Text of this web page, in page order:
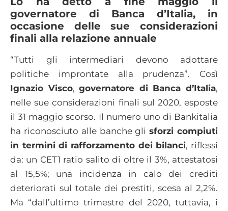
governatore di Banca d’Italia, in
occasione delle sue considerazioni
finali alla relazione annuale
“Tutti gli intermediari devono adottare
politiche improntate alla prudenza”. Così
Ignazio Visco,governatore di Banca d’Italia,
nelle sue considerazioni finali sul 2020, esposte
il 31 maggio scorso. Il numero uno di Bankitalia
ha riconosciuto alle banche glisforzi compiuti
in termini di rafforzamento dei bilanci, riflessi
da: un CET1 ratio salito di oltre il 3%, attestatosi
al 15,5%; una incidenza in calo dei crediti
deteriorati sul totale dei prestiti, scesa al 2,2%.
Ma “dall’ultimo trimestre del 2020, tuttavia, i